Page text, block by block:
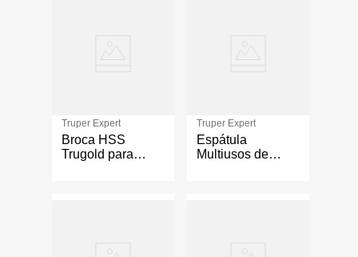
Truper Expert
Broca HSS
Trugold para
Truper Expert
Espátula
Multiusos de